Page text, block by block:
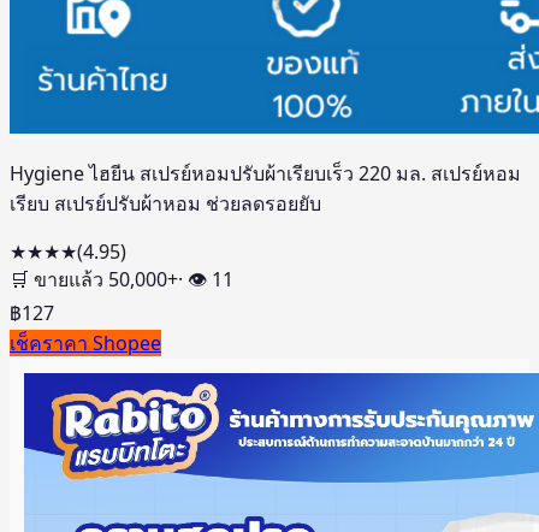
Hygiene ไฮยีน สเปรย์หอมปรับผ้าเรียบเร็ว 220 มล. สเปรย์หอม
เรียบ สเปรย์ปรับผ้าหอม ช่วยลดรอยยับ
★★★★(4.95)
🛒 ขายแล้ว 50,000+· 👁 11
฿127
เช็คราคา Shopee